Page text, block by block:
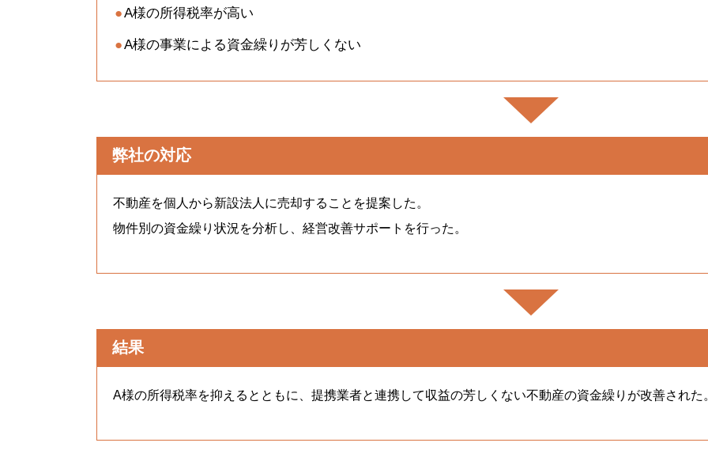
A様の所得税率が高い
A様の事業による資金繰りが芳しくない
弊社の対応
不動産を個人から新設法人に売却することを提案した。
物件別の資金繰り状況を分析し、経営改善サポートを行った。
結果
A様の所得税率を抑えるとともに、提携業者と連携して収益の芳しくない不動産の資金繰りが改善された